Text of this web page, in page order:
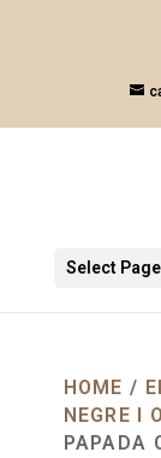
Select Page
HOME /
NEGRE I
PAPADA